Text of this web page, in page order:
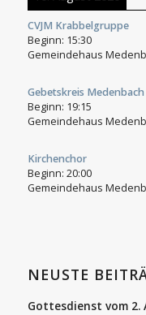
CVJM Krabbelgruppe
Beginn: 15:30
Gemeindehaus
Gebetskreis Medenbach
Beginn: 19:15
Gemeindehaus
Kirchenchor
Beginn: 20:00
Gemeindehaus
NEUSTE
Gottesdienst vom 2.